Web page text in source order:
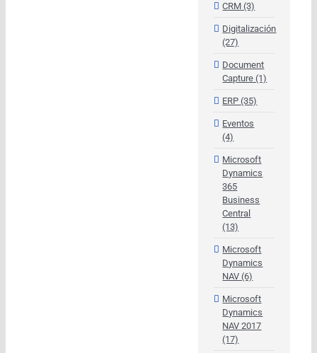
CRM (3)
Digitalización
(27)
Document
Capture (1)
ERP (35)
Eventos
(4)
Microsoft
Dynamics
365
Business
Central
(13)
Microsoft
Dynamics
NAV (6)
Microsoft
Dynamics
NAV 2017
(17)